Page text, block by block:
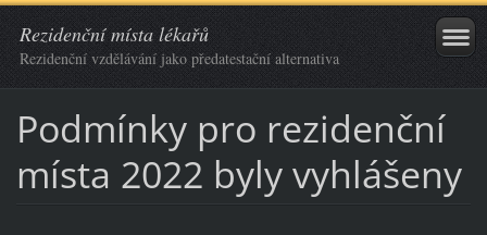
Rezidenční místa lékařů
Rezidenční vzdělávání jako předatestační alternativa
Podmínky pro rezidenční
místa 2022 byly vyhlášeny